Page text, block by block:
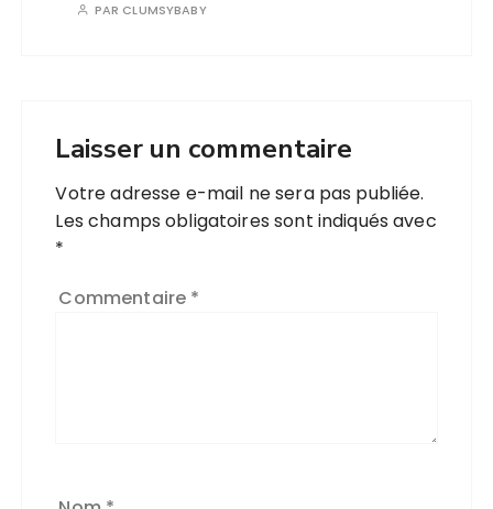
PAR CLUMSYBABY
Laisser un commentaire
Votre adresse e-mail ne sera pas publiée.
Les champs obligatoires sont indiqués avec
*
Commentaire *